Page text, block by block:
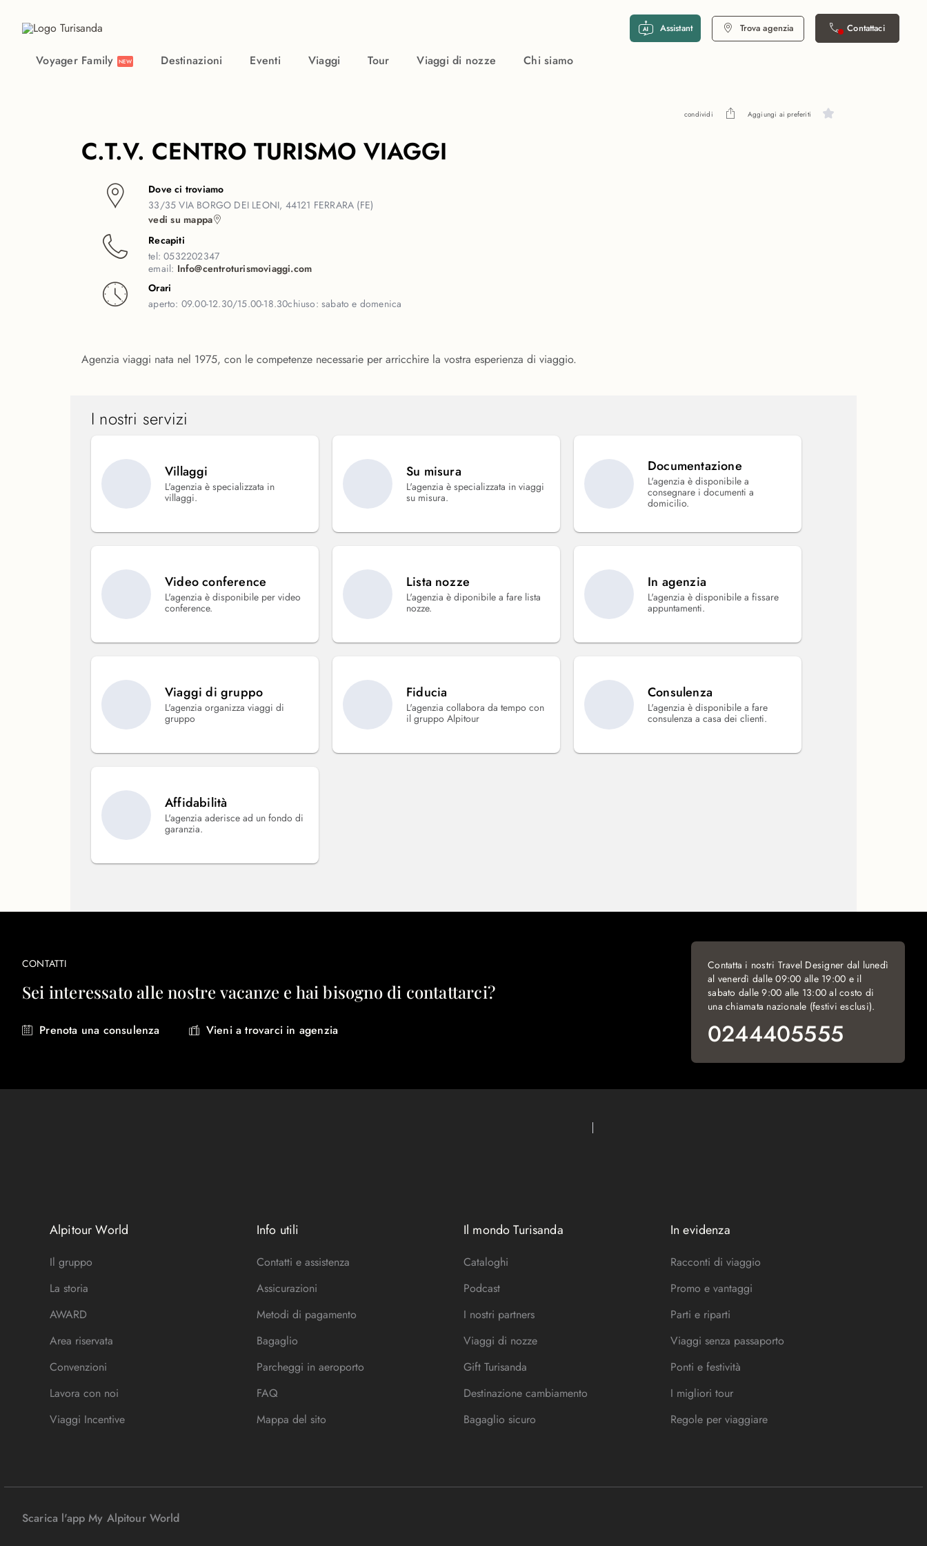
Assistant Trova agenzia Contattaci
Voyager Family NEW Destinazioni Eventi Viaggi Tour Viaggi di nozze Chi siamo
condividi Aggiungi ai preferiti
C.T.V. CENTRO TURISMO VIAGGI
Dove ci troviamo
33/35 VIA BORGO DEI LEONI, 44121 FERRARA (FE)
vedi su mappa
Recapiti
tel:0532202347
email: Info@centroturismoviaggi.com
Orari
aperto: 09.00-12.30/15.00-18.30chiuso:sabato e domenica
Agenzia viaggi nata nel 1975, con le competenze necessarie per arricchire la vostra esperienza di viaggio.
I nostri servizi
Villaggi
L'agenzia è specializzata in
villaggi.
Su misura
L'agenzia è specializzata in viaggi
su misura.
Documentazione
L'agenzia è disponibile a
consegnare i documenti a
domicilio.
Video conference
L'agenzia è disponibile per video
conference.
Lista nozze
L'agenzia è diponibile a fare lista
nozze.
In agenzia
L'agenzia è disponibile a fissare
appuntamenti.
Viaggi di gruppo
L'agenzia organizza viaggi di
gruppo
Fiducia
L'agenzia collabora da tempo con
il gruppo Alpitour
Consulenza
L'agenzia è disponibile a fare
consulenza a casa dei clienti.
Affidabilità
L'agenzia aderisce ad un fondo di
garanzia.
CONTATTI
Sei interessato alle nostre vacanze e hai bisogno di contattarci?
Prenota una consulenza Vieni a trovarci in agenzia
Contatta i nostri Travel Designer dal lunedì
al venerdì dalle 09:00 alle 19:00 e il
sabato dalle 9:00 alle 13:00 al costo di
una chiamata nazionale (festivi esclusi).
0244405555
Alpitour World
Il gruppo
La storia
AWARD
Area riservata
Convenzioni
Lavora con noi
Viaggi Incentive
Info utili
Contatti e assistenza
Assicurazioni
Metodi di pagamento
Bagaglio
Parcheggi in aeroporto
FAQ
Mappa del sito
Il mondo Turisanda
Cataloghi
Podcast
I nostri partners
Viaggi di nozze
Gift Turisanda
Destinazione cambiamento
Bagaglio sicuro
In evidenza
Racconti di viaggio
Promo e vantaggi
Parti e riparti
Viaggi senza passaporto
Ponti e festività
I migliori tour
Regole per viaggiare
Scarica l'app My Alpitour World